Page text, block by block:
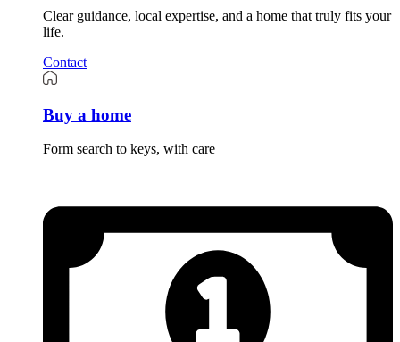
Clear guidance, local expertise, and a home that truly fits your
life.
Contact
Buy a home
Form search to keys, with care